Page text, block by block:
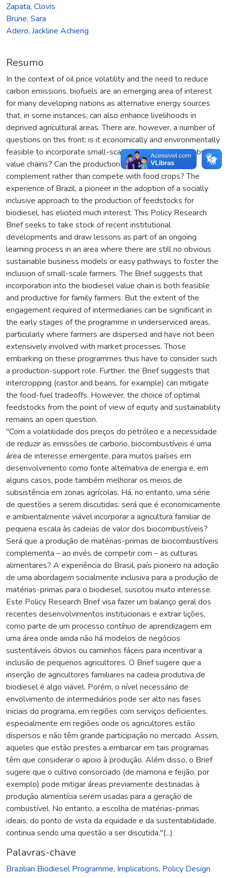
Zapata, Clovis
Brune, Sara
Adero, Jackline Achieng
Resumo
In the context of oil price volatility and the need to reduce
carbon emissions, biofuels are an emerging area of interest
for many developing nations as alternative energy sources
that, in some instances, can also enhance livelihoods in
deprived agricultural areas. There are, however, a number of
questions on this front: is it economically and environmentally
feasible to incorporate small-scale family farmers into biofuel
value chains? Can the production of biofuel feedstocks
complement rather than compete with food crops? The
experience of Brazil, a pioneer in the adoption of a socially
inclusive approach to the production of feedstocks for
biodiesel, has elicited much interest. This Policy Research
Brief seeks to take stock of recent institutional
developments and draw lessons as part of an ongoing
learning process in an area where there are still no obvious
sustainable business models or easy pathways to foster the
inclusion of small-scale farmers. The Brief suggests that
incorporation into the biodiesel value chain is both feasible
and productive for family farmers. But the extent of the
engagement required of intermediaries can be significant in
the early stages of the programme in underserviced areas,
particularly where farmers are dispersed and have not been
extensively involved with market processes. Those
embarking on these programmes thus have to consider such
a production-support role. Further, the Brief suggests that
intercropping (castor and beans, for example) can mitigate
the food-fuel tradeoffs. However, the choice of optimal
feedstocks from the point of view of equity and sustainability
remains an open question.
"Com a volatilidade dos preços do petróleo e a necessidade
de reduzir as emissões de carbono, biocombustíveis é uma
área de interesse emergente, para muitos países em
desenvolvimento como fonte alternativa de energia e, em
alguns casos, pode também melhorar os meios de
subsistência em zonas agrícolas. Há, no entanto, uma série
de questões a serem discutidas: será que é economicamente
e ambientalmente viável incorporar a agricultura familiar de
pequena escala às cadeias de valor dos biocombustíveis?
Será que a produção de matérias-primas de biocombustíveis
complementa – ao invés de competir com – as culturas
alimentares? A experiência do Brasil, país pioneiro na adoção
de uma abordagem socialmente inclusiva para a produção de
matérias-primas para o biodiesel, suscitou muito interesse.
Este Policy Research Brief visa fazer um balanço geral dos
recentes desenvolvimentos institucionais e extrair lições,
como parte de um processo contínuo de aprendizagem em
uma área onde ainda não há modelos de negócios
sustentáveis óbvios ou caminhos fáceis para incentivar a
inclusão de pequenos agricultores. O Brief sugere que a
inserção de agricultores familiares na cadeia produtiva de
biodiesel é algo viável. Porém, o nível necessário de
envolvimento de intermediários pode ser alto nas fases
iniciais do programa, em regiões com serviços deficientes,
especialmente em regiões onde os agricultores estão
dispersos e não têm grande participação no mercado. Assim,
aqueles que estão prestes a embarcar em tais programas
têm que considerar o apoio à produção. Além disso, o Brief
sugere que o cultivo consorciado (de mamona e feijão, por
exemplo) pode mitigar áreas previamente destinadas à
produção alimentícia serem usadas para a geração de
combustível. No entanto, a escolha de matérias-primas
ideais, do ponto de vista da equidade e da sustentabilidade,
continua sendo uma questão a ser discutida."(...)
Palavras-chave
Brazilian Biodiesel Programme, Implications, Policy Design